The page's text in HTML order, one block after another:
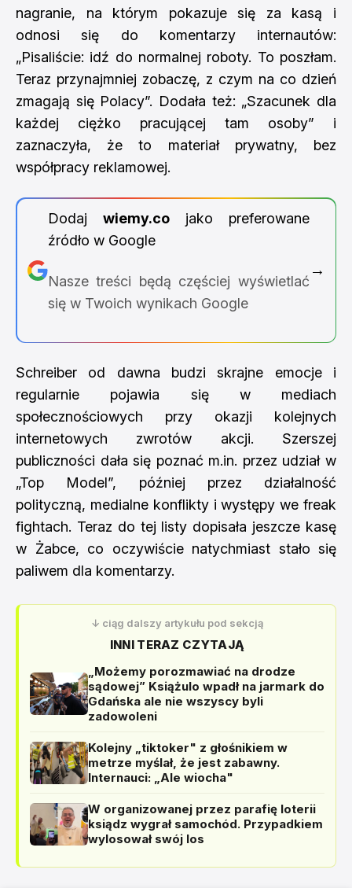
nagranie, na którym pokazuje się za kasą i
odnosi się do komentarzy internautów:
„Pisaliście: idź do normalnej roboty. To poszłam.
Teraz przynajmniej zobaczę, z czym na co dzień
zmagają się Polacy”. Dodała też: „Szacunek dla
każdej ciężko pracującej tam osoby” i
zaznaczyła, że to materiał prywatny, bez
współpracy reklamowej.
Dodaj wiemy.cojako preferowane
źródło w Google
Nasze treści będą częściej wyświetlać
się w Twoich wynikach Google
→
Schreiber od dawna budzi skrajne emocje i
regularnie pojawia się w mediach
społecznościowych przy okazji kolejnych
internetowych zwrotów akcji. Szerszej
publiczności dała się poznać m.in. przez udział w
„Top Model”, później przez działalność
polityczną, medialne konflikty i występy we freak
fightach. Teraz do tej listy dopisała jeszcze kasę
w Żabce, co oczywiście natychmiast stało się
paliwem dla komentarzy.
↓ ciąg dalszy artykułu pod sekcją
INNI TERAZ CZYTAJĄ
„Możemy porozmawiać na drodze
sądowej” Książulo wpadł na jarmark do
Gdańska ale nie wszyscy byli
zadowoleni
Kolejny „tiktoker" z głośnikiem w
metrze myślał, że jest zabawny.
Internauci: „Ale wiocha"
W organizowanej przez parafię loterii
ksiądz wygrał samochód. Przypadkiem
wylosował swój los